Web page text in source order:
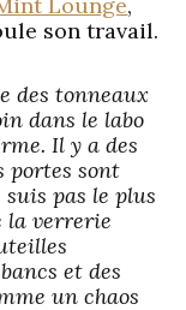
Lounge,
son travail.
des tonneaux
dans le labo
Il y a des
portes sont
pas le plus
la verrerie
et des
un chaos